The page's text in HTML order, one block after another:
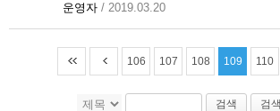
운영자 / 2019.03.20
106 107 108 109 110
검색 검